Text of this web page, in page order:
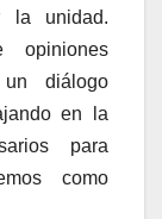
la unidad.
opiniones
diálogo
en la
para
como